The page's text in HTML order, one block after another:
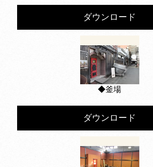
ダウンロード
◆釜場
ダウンロード